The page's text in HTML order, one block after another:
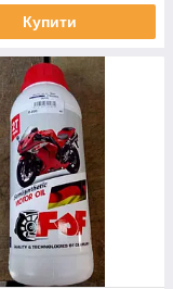
Купити